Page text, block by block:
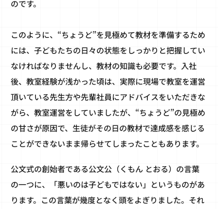
のです。
このように、“ちょうど”を見極めて教材を準備するため
には、子どもたちの日々の状態をしっかりと把握してい
なければなりませんし、教材の知識も必要です。入社
後、教室経験が浅かった頃は、実際に現場で教室を運営
頂いている先生方や先輩社員にアドバイスをいただきな
がら、教室運営をしていましたが、“ちょうど”の見極め
の甘さが原因で、生徒がその日の教材で達成感を感じる
ことができないまま帰らせてしまったこともあります。
公文式の創始者である公文公（くもん とおる）の言葉
の一つに、「悪いのは子どもではない」というものがあ
ります。この言葉が幾度となく頭をよぎりました。それ